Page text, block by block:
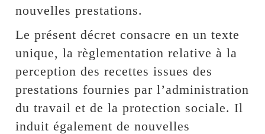
nouvelles prestations.
Le présent décret consacre en un texte
unique, la règlementation relative à la
perception des recettes issues des
prestations fournies par l’administration
du travail et de la protection sociale. Il
induit également de nouvelles